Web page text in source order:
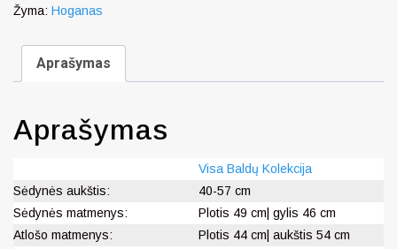
Žyma: Hoganas
Aprašymas
Aprašymas
Visa Baldų Kolekcija
Sėdynės aukštis:
40-57 cm
Sėdynės matmenys:
Plotis 49 cm| gylis 46 cm
Atlošo matmenys:
Plotis 44 cm| aukštis 54 cm